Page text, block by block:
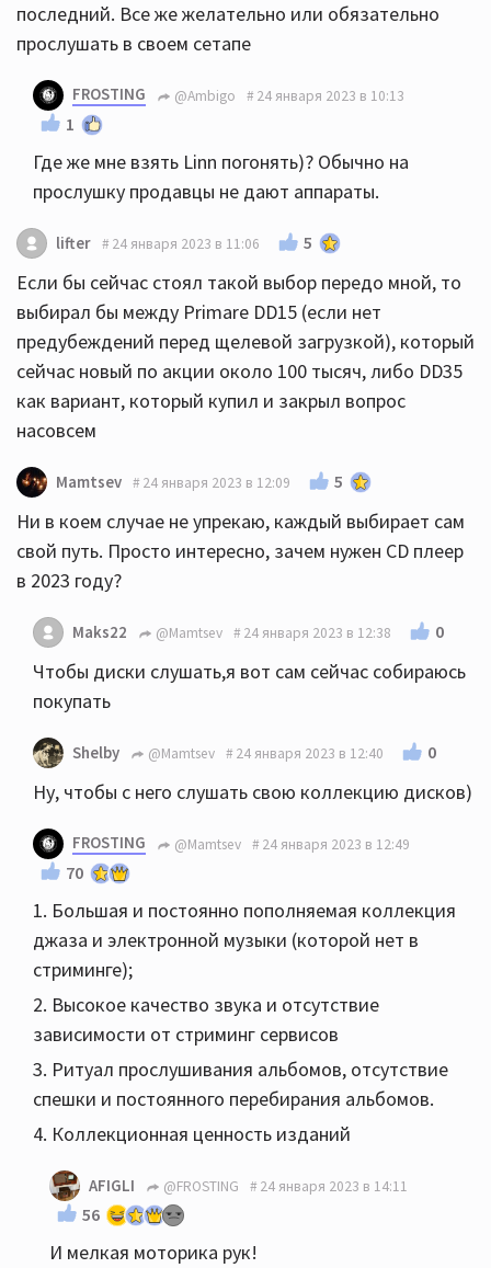
последний. Все же желательно или обязательно
прослушать в своем сетапе
FROSTING @Ambigo 24 января 2023 в 10:13
1
Где же мне взять Linn погонять)? Обычно на
прослушку продавцы не дают аппараты.
lifter 24 января 2023 в 11:06 5
Если бы сейчас стоял такой выбор передо мной, то
выбирал бы между Primare DD15 (если нет
предубеждений перед щелевой загрузкой), который
сейчас новый по акции около 100 тысяч, либо DD35
как вариант, который купил и закрыл вопрос
насовсем
Mamtsev 24 января 2023 в 12:09 5
Ни в коем случае не упрекаю, каждый выбирает сам
свой путь. Просто интересно, зачем нужен CD плеер
в 2023 году?
Maks22 @Mamtsev 24 января 2023 в 12:38 0
Чтобы диски слушать,я вот сам сейчас собираюсь
покупать
Shelby @Mamtsev 24 января 2023 в 12:40 0
Ну, чтобы с него слушать свою коллекцию дисков)
FROSTING @Mamtsev 24 января 2023 в 12:49
70
1. Большая и постоянно пополняемая коллекция
джаза и электронной музыки (которой нет в
стриминге);
2. Высокое качество звука и отсутствие
зависимости от стриминг сервисов
3. Ритуал прослушивания альбомов, отсутствие
спешки и постоянного перебирания альбомов.
4. Коллекционная ценность изданий
AFIGLI @FROSTING 24 января 2023 в 14:11
56
И мелкая моторика рук!